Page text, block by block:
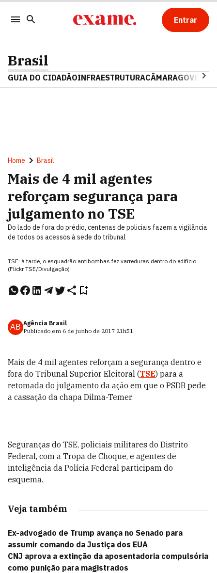
Entrar
Brasil
GUIA DO CIDADÃOINFRAESTRUTURACÂMARAGOVERNO
Home Brasil
Mais de 4 mil agentes
reforçam segurança para
julgamento no TSE
Do lado de fora do prédio, centenas de policiais fazem a vigilância
de todos os acessos à sede do tribunal
TSE: à tarde, o esquadrão antibombas fez varreduras dentro do edifício
(Flickr TSE/Divulgação)
AB Agência Brasil
Publicado em 6 de junho de 2017 21h51.
Mais de 4 mil agentes reforçam a segurança dentro e
fora do Tribunal Superior Eleitoral (TSE) para a
retomada do julgamento da ação em que o PSDB pede
a cassação da chapa Dilma-Temer.
Seguranças do TSE, policiais militares do Distrito
Federal, com a Tropa de Choque, e agentes de
inteligência da Polícia Federal participam do
esquema.
Veja também
Ex-advogado de Trump avança no Senado para
assumir comando da Justiça dos EUA
CNJ aprova a extinção da aposentadoria compulsória
como punição para magistrados